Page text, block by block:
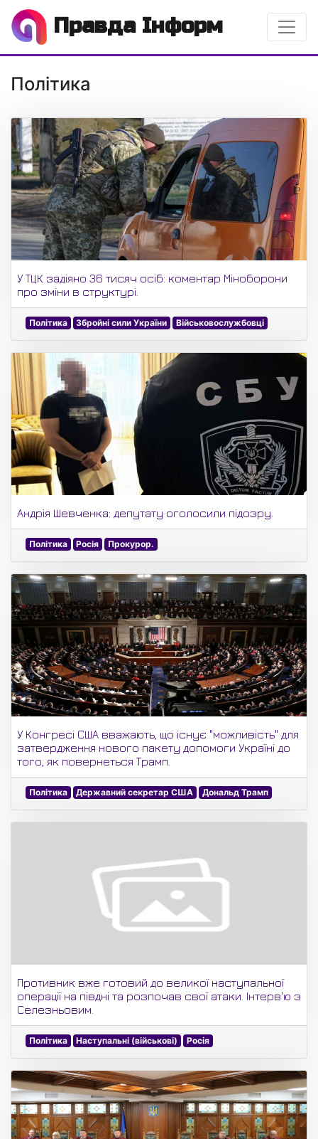
Правда Інформ
Політика
У ТЦК задіяно 36 тисяч осіб: коментар Міноборони
про зміни в структурі.
Політика Збройні сили України Військовослужбовці
Андрія Шевченка: депутату оголосили підозру.
Політика Росія Прокурор.
У Конгресі США вважають, що існує "можливість" для
затвердження нового пакету допомоги Україні до
того, як повернеться Трамп.
Політика Державний секретар США Дональд Трамп
Противник вже готовий до великої наступальної
операції на півдні та розпочав свої атаки. Інтерв'ю з
Селезньовим.
Політика Наступальні (військові) Росія